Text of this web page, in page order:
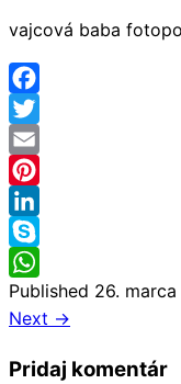
vajcová baba
Facebook
Twitter
Email
Pinterest
LinkedIn
Skype
WhatsApp
Published 26. marca
Next →
Pridaj komentár